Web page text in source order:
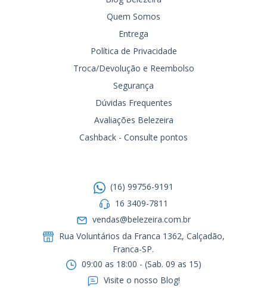
Quem Somos
Entrega
Política de Privacidade
Troca/Devolução e Reembolso
Segurança
Dúvidas Frequentes
Avaliações Belezeira
Cashback - Consulte pontos
(16) 99756-9191
16 3409-7811
vendas@belezeira.com.br
Rua Voluntários da Franca 1362, Calçadão,
Franca-SP.ㅤㅤㅤㅤㅤㅤㅤㅤㅤㅤㅤ
09:00 as 18:00 - (Sab. 09 as 15)
Visite o nosso Blog!